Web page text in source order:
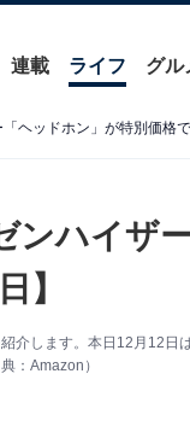
連載 ライフ グル
ヘッドホン」が特別価格
ンハイザ
】
介します。本日12月12日
：Amazon）